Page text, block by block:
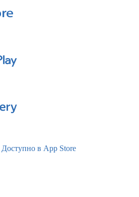
Доступно в App Store